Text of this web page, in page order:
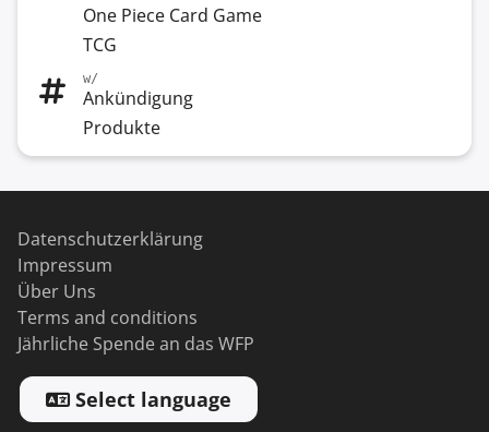
One Piece Card Game
TCG
w/
Ankündigung
Produkte
Datenschutzerklärung
Impressum
Über Uns
Terms and conditions
Jährliche Spende an das WFP
Select language